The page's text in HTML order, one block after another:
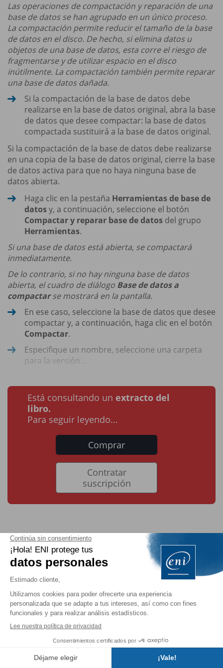
Las operaciones de compactación y reparación de una
base de datos se han agrupado en un único proceso.
La compactación permite reducir el tamaño de la base
de datos en el disco. De hecho, si elimina datos u
objetos de una base de datos, esta corre el riesgo de
fragmentarse y de utilizar espacio en el disco
inútilmente. La compactación también permite reparar
una base de datos dañada.
Si la compactación de la base de datos debe
realizarse en la base de datos original, abra la base
de datos que desee compactar: la base de datos
compactada sustituirá a la base de datos original.
Si la compactación de la base de datos debe realizarse
en una copia de la base de datos original, cierre la base
de datos activa para que no haya ninguna base de
datos abierta.
Haga clic en la pestaña Herramientas de base de
datosy, a continuación, seleccione el botón
Compactar y reparar base de datos del grupo
Herramientas.
Si una base de datos está abierta, se compactará
inmediatamente.
De lo contrario, si no hay ninguna base de datos
abierta, el cuadro de diálogo Base de datos a
compactarse mostrará en la pantalla.
En ese caso, seleccione la base de datos que desee
compactar y, a continuación, haga clic en el botón
Compactar.
Especifique un nombre, seleccione una carpeta
para la versión...
Está consultando un extracto del
libro.
Para seguir leyendo...
Comprar
Contratar
suscripción
Guardar una base de datos
Se trata de hacer una copia de seguridad de una base
de datos.
Abra la base de datos de la que desee hacer una
copia (véase Abrir/cerrar una base de datos).
Haga clic en la pestaña
seleccione la opción
A continuación, haga clic en la opciónRealizar
copia de seguridad de la base de datosde la